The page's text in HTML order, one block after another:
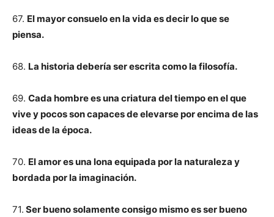
67. El mayor consuelo en la vida es decir lo que se
piensa.
68. La historia debería ser escrita como la filosofía.
69. Cada hombre es una criatura del tiempo en el que
vive y pocos son capaces de elevarse por encima de las
ideas de la época.
70. El amor es una lona equipada por la naturaleza y
bordada por la imaginación.
71. Ser bueno solamente consigo mismo es ser bueno